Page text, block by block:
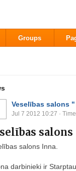
Groups
Veselības salons "
Jul 7 2012 10:27 ·
salons
salons Inna.
darbinieki ir